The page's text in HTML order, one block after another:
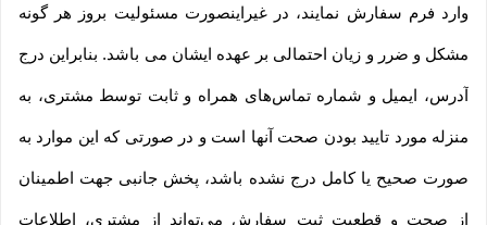
وارد فرم سفارش نمایند، در غیراینصورت مسئولیت بروز هر گونه
مشکل و ضرر و زیان احتمالی بر عهده ایشان می باشد. بنابراین درج
آدرس، ایمیل و شماره تماس‌های همراه و ثابت توسط مشتری، به
منزله مورد تایید بودن صحت آنها است و در صورتی که این موارد به
صورت صحیح یا کامل درج نشده باشد، پخش جانبی جهت اطمینان
از صحت و قطعیت ثبت سفارش می‌تواند از مشتری، اطلاعات